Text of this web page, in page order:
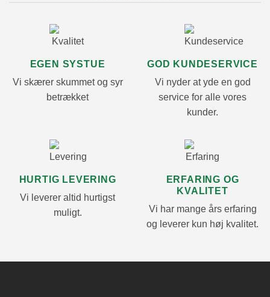
EGEN SYSTUE
Vi skærer skummet og syr
betrækket
GOD KUNDESERVICE
Vi nyder at yde en god
service for alle vores
kunder.
HURTIG LEVERING
Vi leverer altid hurtigst
muligt.
ERFARING OG
KVALITET
Vi har mange års erfaring
og leverer kun høj kvalitet.